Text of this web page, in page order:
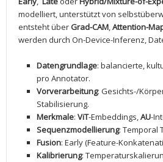
modelliert, unterstützt von
entsteht über Grad-CAM,Attention-
werden ‍durch On-Device-Inferenz,
Datengrundlage: balancierte,
pro Annotator.
Vorverarbeitung: Gesichts-/
Stabilisierung.
Merkmale: ViT-Embeddings,AU-
Sequenzmodellierung: Temporal
Fusion: Early ‍(Feature-
Kalibrierung: